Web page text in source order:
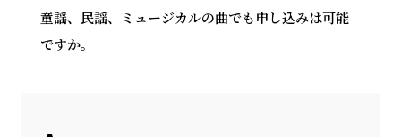
童謡、民謡、ミュージカルの曲でも申し込みは可能
ですか。